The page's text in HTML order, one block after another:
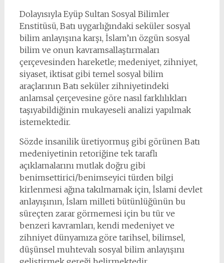
Dolayısıyla Eyüp Sultan Sosyal Bilimler
Enstitüsü, Batı uygarlığındaki seküler sosyal
bilim anlayışına karşı, İslam’ın özgün sosyal
bilim ve onun kavramsallaştırmaları
çerçevesinden hareketle; medeniyet, zihniyet,
siyaset, iktisat gibi temel sosyal bilim
araçlarının Batı seküler zihniyetindeki
anlamsal çerçevesine göre nasıl farklılıkları
taşıyabildiğinin mukayeseli analizi yapılmak
istemektedir.
Sözde insanilik üretiyormuş gibi görünen Batı
medeniyetinin retoriğine tek taraflı
açıklamalarını mutlak doğru gibi
benimsettirici/benimseyici türden bilgi
kirlenmesi ağına takılmamak için, İslami devlet
anlayışının, İslam milleti bütünlüğünün bu
süreçten zarar görmemesi için bu tür ve
benzeri kavramları, kendi medeniyet ve
zihniyet dünyamıza göre tarihsel, bilimsel,
düşünsel muhtevalı sosyal bilim anlayışını